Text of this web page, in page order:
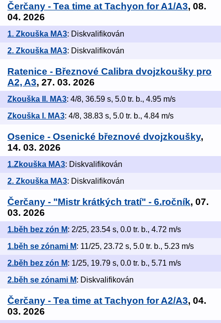
Čerčany - Tea time at Tachyon for A1/A3, 08.
04. 2026
1. Zkouška MA3: Diskvalifikován
2. Zkouška MA3: Diskvalifikován
Ratenice - Březnové Calibra dvojzkoušky pro
A2, A3, 27. 03. 2026
Zkouška II. MA3: 4/8, 36.59 s, 5.0 tr. b., 4.95 m/s
Zkouška I. MA3: 4/8, 38.83 s, 5.0 tr. b., 4.84 m/s
Osenice - Osenické březnové dvojzkoušky,
14. 03. 2026
1.Zkouška MA3: Diskvalifikován
2. Zkouška MA3: Diskvalifikován
Čerčany - "Mistr krátkých tratí" - 6.ročník, 07.
03. 2026
1.běh bez zón M: 2/25, 23.54 s, 0.0 tr. b., 4.72 m/s
1.běh se zónami M: 11/25, 23.72 s, 5.0 tr. b., 5.23 m/s
2.běh bez zón M: 1/25, 19.79 s, 0.0 tr. b., 5.71 m/s
2.běh se zónami M: Diskvalifikován
Čerčany - Tea time at Tachyon for A2/A3, 04.
03. 2026